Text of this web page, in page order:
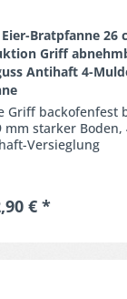
Eier-Bratpfanne 26
Griff
Antihaft 4-
Griff backofenfest
mm starker Boden,
Versieglung
€ *